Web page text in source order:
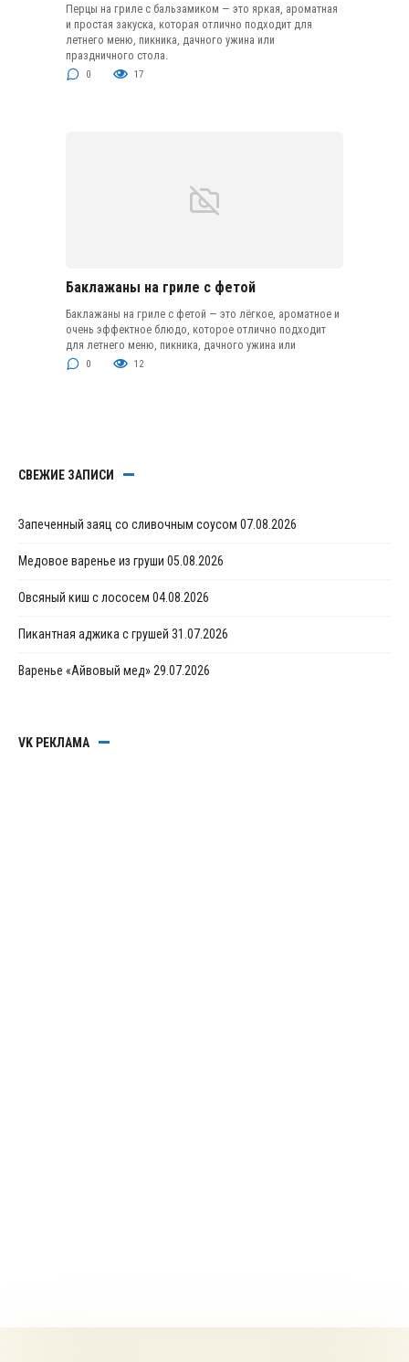
Перцы на гриле с бальзамиком — это яркая, ароматная
и простая закуска, которая отлично подходит для
летнего меню, пикника, дачного ужина или
праздничного стола.
0 17
Баклажаны на гриле с фетой
Баклажаны на гриле с фетой — это лёгкое, ароматное и
очень эффектное блюдо, которое отлично подходит
для летнего меню, пикника, дачного ужина или
0 12
СВЕЖИЕ ЗАПИСИ
Запеченный заяц со сливочным соусом 07.08.2026
Медовое варенье из груши 05.08.2026
Овсяный киш с лососем 04.08.2026
Пикантная аджика с грушей 31.07.2026
Варенье «Айвовый мед» 29.07.2026
VK РЕКЛАМА